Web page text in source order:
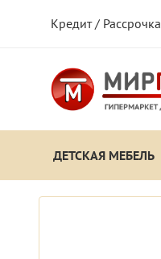
Кредит / Рассрочка
ДЕТСКАЯ МЕБЕЛЬ